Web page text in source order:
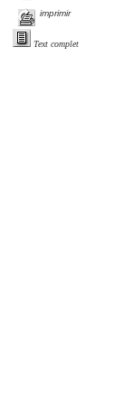
imprimir
Text complet